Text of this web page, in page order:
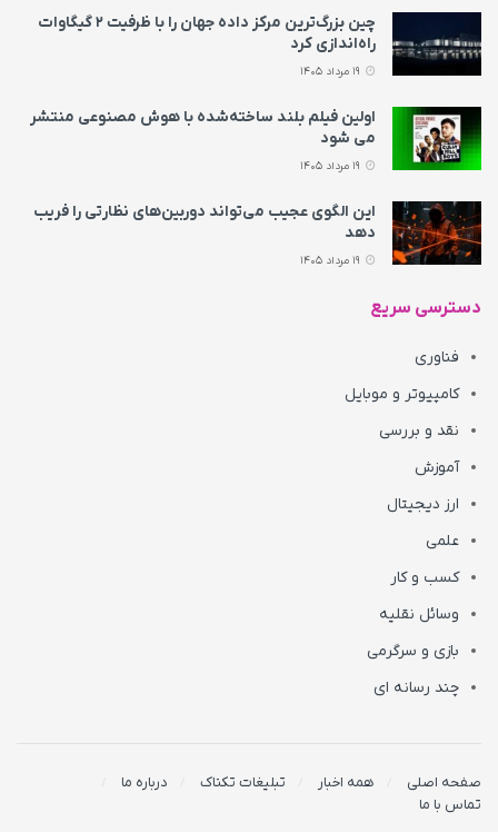
چین بزرگ‌ترین مرکز داده جهان را با ظرفیت ۲ گیگاوات
راه‌اندازی کرد
اولین فیلم بلند ساخته‌شده با هوش مصنوعی منتشر
می‌ شود
این الگوی عجیب می‌تواند دوربین‌های نظارتی را فریب
دهد
دسترسی سریع
فناوری
کامپیوتر و موبایل
نقد و بررسی
آموزش
ارز دیجیتال
علمی
کسب و کار
وسائل نقلیه
بازی و سرگرمی
چند رسانه ای
صفحه اصلی همه اخبار تبلیغات تکناک
درباره ما
تماس با ما